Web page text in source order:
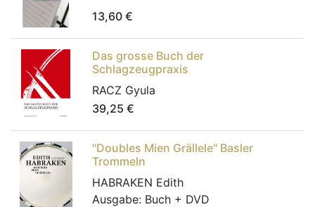
13,60 €
Das grosse Buch der
Schlagzeugpraxis
RACZ Gyula
39,25 €
"Doubles Mien Grällele" Basler
Trommeln
HABRAKEN Edith
Ausgabe: Buch + DVD